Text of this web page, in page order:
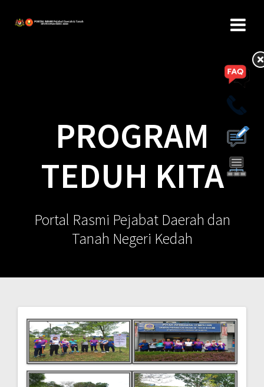
PROGRAM
TEDUH KITA
Portal Rasmi Pejabat Daerah dan
Tanah Negeri Kedah
Post
navigation